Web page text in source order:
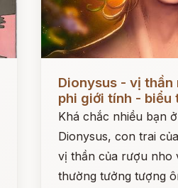
Dionysus - vị thần
phi giới tính - biểu
Khá chắc nhiều bạn
Dionysus, con trai
vị thần của rượu nho
thường tưởng tượng